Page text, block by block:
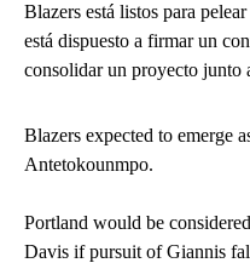
Blazers está listos para
está dispuesto a firmar un
consolidar un proyecto
Blazers expected to emerge
Antetokounmpo.
Portland would be
Davis if pursuit of Giannis